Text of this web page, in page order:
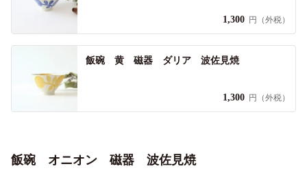
1,300 円（外税）
飯碗 黄 磁器 ダリア 波佐見焼
1,300 円（外税）
飯碗 オニオン 磁器 波佐見焼